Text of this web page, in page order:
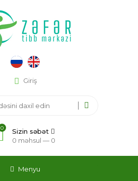
Giriş
0
Sizin səbət
0 məhsul — 0
Menyu